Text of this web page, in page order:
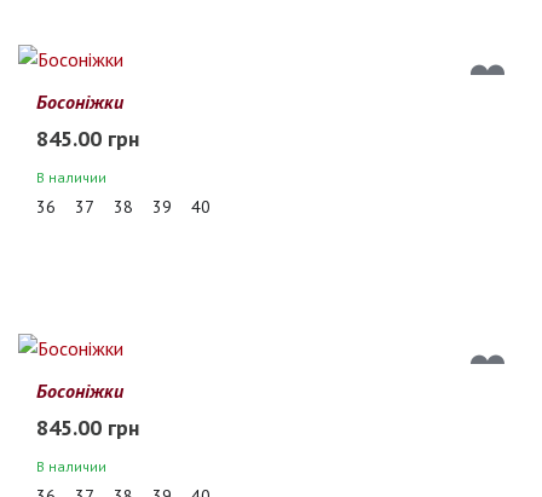
Босоніжки
845.00 грн
В наличии
36 37 38 39 40
Босоніжки
845.00 грн
В наличии